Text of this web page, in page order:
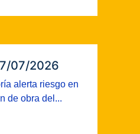
07/2026
alerta riesgo en
de obra del...